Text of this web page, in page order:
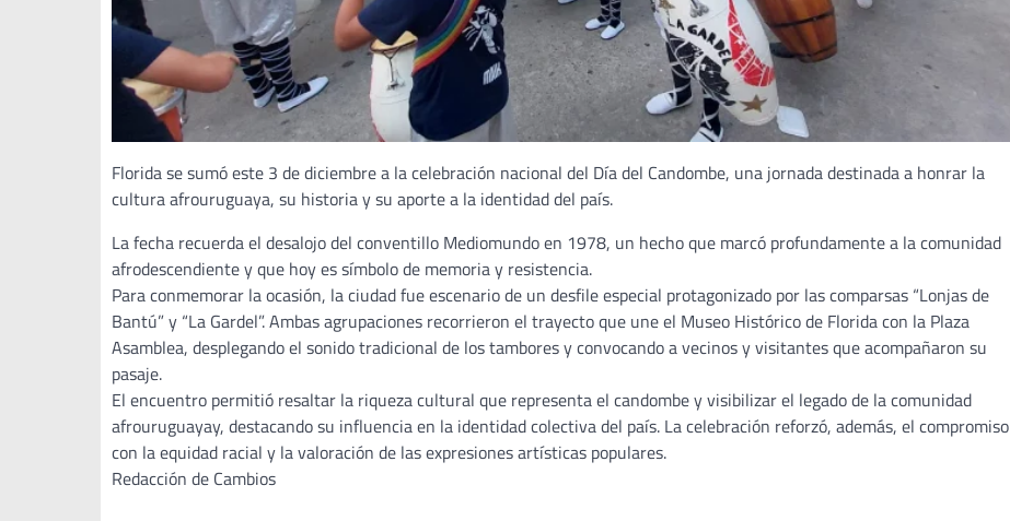
Florida se sumó este 3 de diciembre a la celebración nacional del Día del Candombe, una jornada destinada a honrar la
cultura afrouruguaya, su historia y su aporte a la identidad del país.
La fecha recuerda el desalojo del conventillo Mediomundo en 1978, un hecho que marcó profundamente a la comunidad
afrodescendiente y que hoy es símbolo de memoria y resistencia.
Para conmemorar la ocasión, la ciudad fue escenario de un desfile especial protagonizado por las comparsas “Lonjas de
Bantú” y “La Gardel”. Ambas agrupaciones recorrieron el trayecto que une el Museo Histórico de Florida con la Plaza
Asamblea, desplegando el sonido tradicional de los tambores y convocando a vecinos y visitantes que acompañaron su
pasaje.
El encuentro permitió resaltar la riqueza cultural que representa el candombe y visibilizar el legado de la comunidad
afrouruguayay, destacando su influencia en la identidad colectiva del país. La celebración reforzó, además, el compromiso
con la equidad racial y la valoración de las expresiones artísticas populares.
Redacción de Cambios